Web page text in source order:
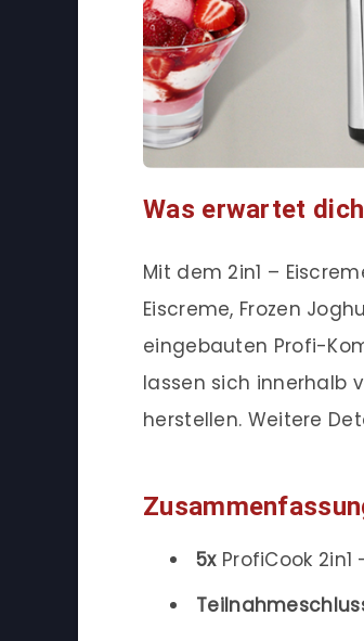
Was erwartet
Mit dem 2in1 –
Eiscreme, Frozen
eingebauten Profi-
lassen sich innerhalb
herstellen. Weitere
5xProfiCook 2in1